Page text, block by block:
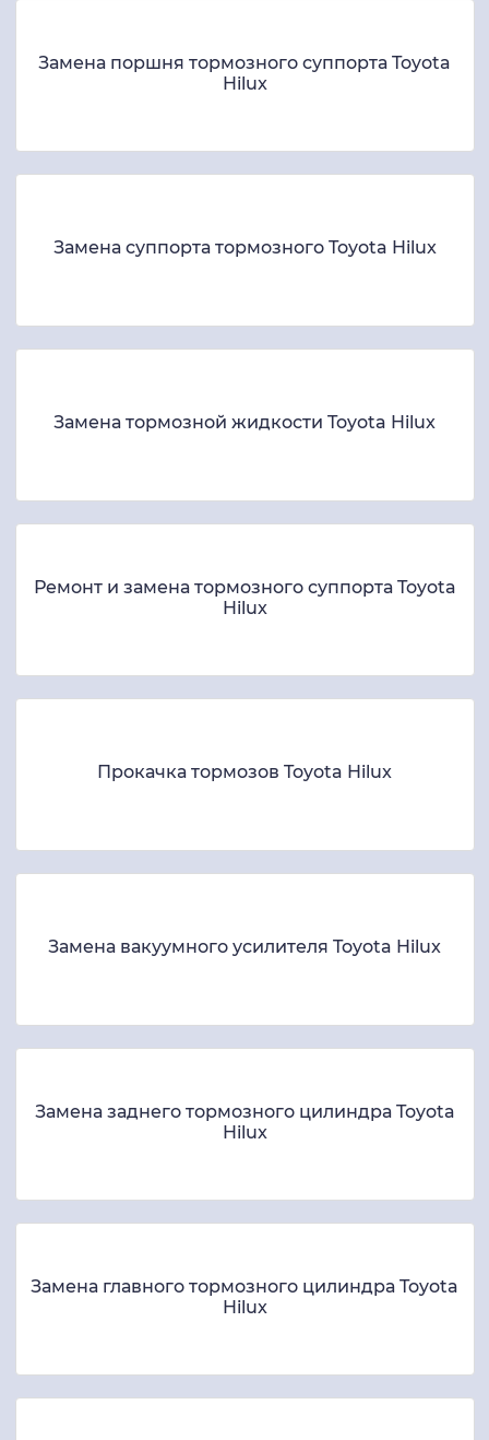
Замена поршня тормозного суппорта Toyota
Hilux
Замена суппорта тормозного Toyota Hilux
Замена тормозной жидкости Toyota Hilux
Ремонт и замена тормозного суппорта Toyota
Hilux
Прокачка тормозов Toyota Hilux
Замена вакуумного усилителя Toyota Hilux
Замена заднего тормозного цилиндра Toyota
Hilux
Замена главного тормозного цилиндра Toyota
Hilux